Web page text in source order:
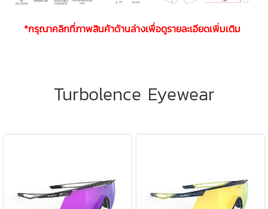
*กรุณาคลิกที่ภาพสินค้าด้านล่างเพื่อดูรายละเอียดเพิ่มเติม
Turbolence Eyewear